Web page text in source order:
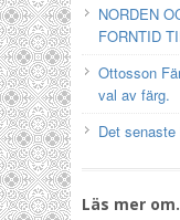
NORDEN
FORNTID
Ottosson
val av färg.
Det
Läs mer